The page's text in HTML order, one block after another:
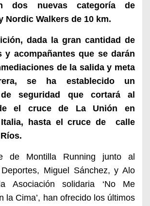
dos nuevascategoría de
Nordic Walkers de 10 km.
dada la gran cantidad de
y acompañantes que se darán
de la salida y meta
se ha establecido un
seguridad que cortará al
el cruce de La Unión en
Italia, hasta el cruce de calle
de Montilla Running junto al
Miguel Sánchez, y Alo
la Asociación solidaria ‘No Me
la Cima’, han ofrecido los últimos